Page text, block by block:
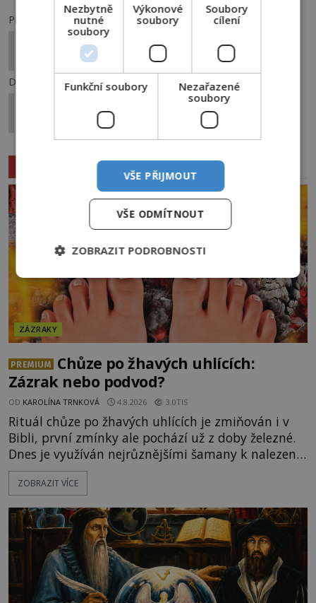
Předchozí článek
Dokážeme se jednou teleportovat a cestovat v
Další článek
Záhada tamilského zvonu: Kdo vlastně objevil
Související články
ZÁZRAKY
PREMIUM
Chůze po žhavých uhlících:
Zázrak nebo podvod?
OD KAROLÍNA TRNKOVÁ 4.8.2026 3.0TIS
Rituál chůze po žhavých uhlících je zmiňován i v
Bibli, první zmínky ale pochází už z doby železné.
Dnes je využíván nejrůznějšími šamany k nalezení
spirituální síly či vnitřního klidu. Jak funguje a proč
si při něm člověk nepopálí nohy, což bylo
nadpřirozeného? Histori
ZOBRAZIT VÍCE
Nezbytně
nutné
soubory
Výkonové
soubory
Soubory
cílení
Funkční soubory
Nezařazené
soubory
VŠE PŘIJMOUT
VŠE ODMÍTNOUT
ZOBRAZIT PODROBNOSTI